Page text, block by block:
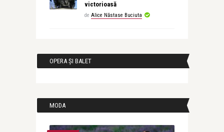
victorioasă
de Alice Năstase Buciuta
OPERA ȘI BALET
MODA